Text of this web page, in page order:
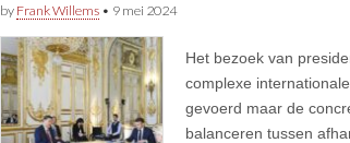
by Frank Willems • 9 mei 2024
Het bezoek van
complexe
gevoerd maar de
balanceren tussen